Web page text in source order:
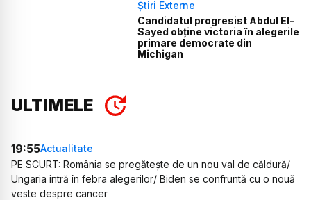
Știri Externe
Candidatul progresist Abdul El-
Sayed obține victoria în alegerile
primare democrate din
Michigan
ULTIMELE
19:55Actualitate
PE SCURT: România se pregătește de un nou val de căldură/
Ungaria intră în febra alegerilor/ Biden se confruntă cu o nouă
veste despre cancer